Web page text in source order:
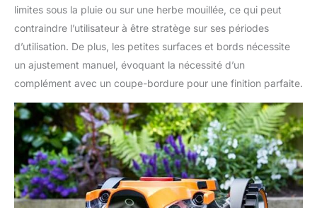
tondeuse et arrêtent
immédiatement les
lames. QUALITÉ DE
LAWNMASTER:
LawnMaster est
synonyme de
matériaux robustes,
solutions bien pensées
et facilité d'utilisation.
Nos appareils sont
conçus pour durer et
répondre aux
exigences les plus
limites sous la pluie ou sur une herbe mouillée, ce qui peut
contraindre l’utilisateur à être stratège sur ses périodes
d’utilisation. De plus, les petites surfaces et bords nécessite
un ajustement manuel, évoquant la nécessité d’un
complément avec un coupe-bordure pour une finition parfaite.